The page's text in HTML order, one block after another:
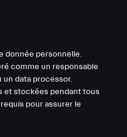
donnée personnelle.
comme un responsable
data processor.
et stockées pendant tous
pour assurer le